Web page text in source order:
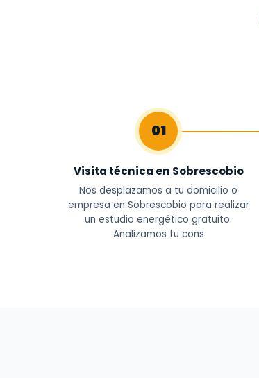
01
Visita técnica en Sobrescobio
Nos desplazamos a tu domicilio o
empresa en Sobrescobio para realizar
un estudio energético gratuito.
Analizamos tu cons